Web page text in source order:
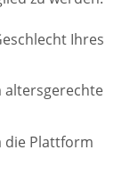
Ihres
altersgerechte
die Plattform